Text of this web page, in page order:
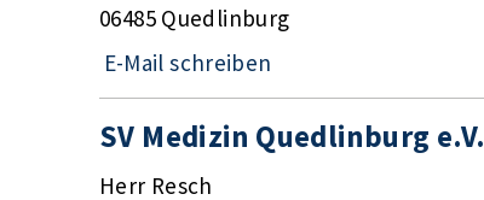
06485 Quedlinburg
E-Mail schreiben
SV Medizin Quedlinburg e.V.
Herr Resch